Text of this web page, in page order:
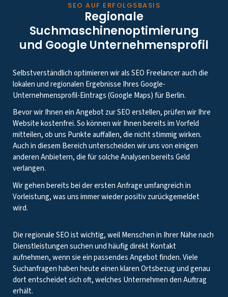
SEO AUF ERFOLGSBASIS
Regionale
Suchmaschinenoptimierung
und Google Unternehmensprofil
Selbstverständlich optimieren wir als SEO Freelancer auch die
lokalen und regionalen Ergebnisse Ihres Google-
Unternehmensprofil-Eintrags (Google Maps) für Berlin.
Bevor wir Ihnen ein Angebot zur SEO erstellen, prüfen wir Ihre
Website kostenfrei. So können wir Ihnen bereits im Vorfeld
mitteilen, ob uns Punkte auffallen, die nicht stimmig wirken.
Auch in diesem Bereich unterscheiden wir uns von einigen
anderen Anbietern, die für solche Analysen bereits Geld
verlangen.
Wir gehen bereits bei der ersten Anfrage umfangreich in
Vorleistung, was uns immer wieder positiv zurückgemeldet
wird.
Die regionale SEO ist wichtig, weil Menschen in Ihrer Nähe nach
Dienstleistungen suchen und häufig direkt Kontakt
aufnehmen, wenn sie ein passendes Angebot finden. Viele
Suchanfragen haben heute einen klaren Ortsbezug und genau
dort entscheidet sich oft, welches Unternehmen den Auftrag
erhält.